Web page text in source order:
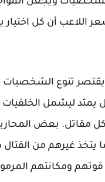
اللاعب أن كل اختيار
يقتصر تنوع الشخصيات
يمتد ليشمل
لكل مقاتل. بعض
يتخذ غيرهم من
قوتهم ومكانتهم